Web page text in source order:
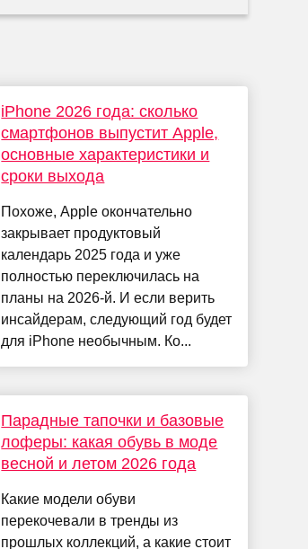
iPhone 2026 года: сколько
смартфонов выпустит Apple,
основные характеристики и
сроки выхода
Похоже, Apple окончательно
закрывает продуктовый
календарь 2025 года и уже
полностью переключилась на
планы на 2026-й. И если верить
инсайдерам, следующий год будет
для iPhone необычным. Ко...
Парадные тапочки и базовые
лоферы: какая обувь в моде
весной и летом 2026 года
Какие модели обуви
перекочевали в тренды из
прошлых коллекций, а какие стоит